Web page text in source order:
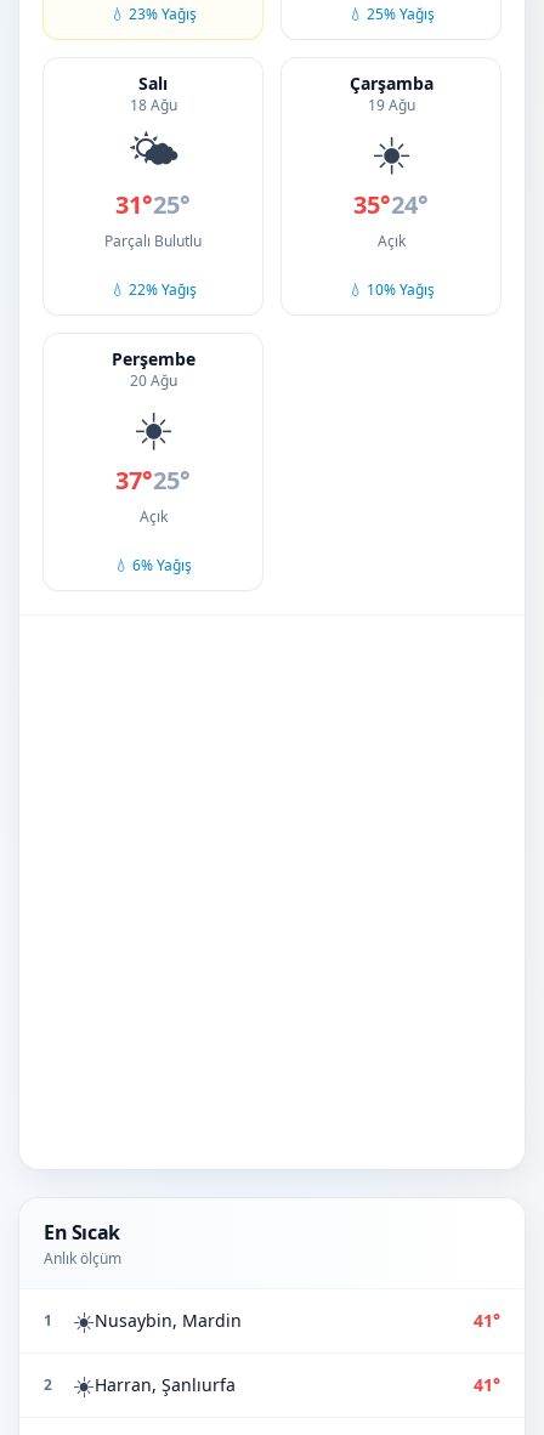
💧 23% Yağış 💧 25% Yağış
Salı
18 Ağu
🌤️
31°25°
Parçalı Bulutlu
💧 22% Yağış
Çarşamba
19 Ağu
☀️
35°24°
Açık
💧 10% Yağış
Perşembe
20 Ağu
☀️
37°25°
Açık
💧 6% Yağış
En Sıcak
Anlık ölçüm
1 ☀️Nusaybin, Mardin 41°
2 ☀️Harran, Şanlıurfa 41°